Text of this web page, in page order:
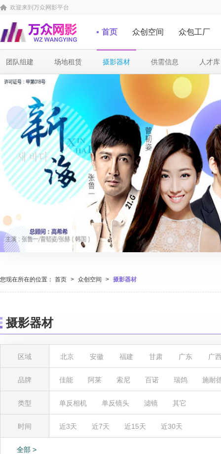
欢迎来到万众网影平台
首页 众创空间 众包工厂
团队组建 场地租赁 摄影器材 供需信息 人才库
您现在所在的位置： 首页 > 众创空间 > 摄影器材
摄影器材
区域 北京 安徽 福建 甘肃 广东
广
品牌 佳能 阿莱 索尼 百诺 瑞鸽 施耐
类型 单反相机 单反镜头 滤镜 其它
时间 近3天 近7天 近15天 近30天
全部 >